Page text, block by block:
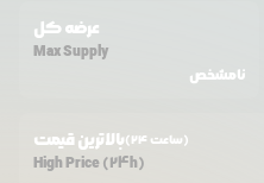
عرضه کل
Max Supply
نامشخص
بالاترین قیمت (24 ساعت)
High Price (24h)